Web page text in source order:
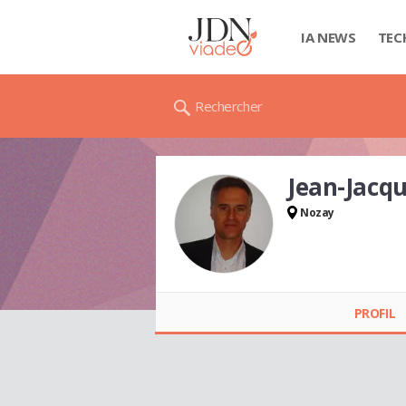
IA NEWS
Rechercher
Jean-
Nozay
PROFIL